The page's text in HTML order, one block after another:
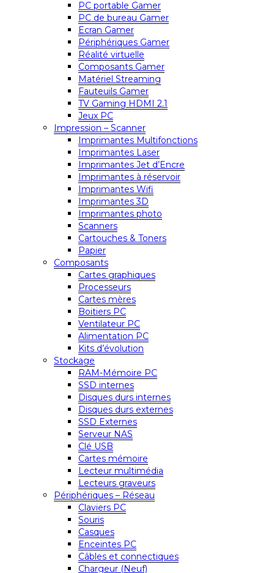
PC portable Gamer
PC de bureau Gamer
Ecran Gamer
Périphériques Gamer
Réalité virtuelle
Composants Gamer
Matériel Streaming
Fauteuils Gamer
TV Gaming HDMI 2.1
Jeux PC
Impression – Scanner
Imprimantes Multifonctions
Imprimantes Laser
Imprimantes Jet d’Encre
Imprimantes à réservoir
Imprimantes Wifi
Imprimantes 3D
Imprimantes photo
Scanners
Cartouches & Toners
Papier
Composants
Cartes graphiques
Processeurs
Cartes mères
Boitiers PC
Ventilateur PC
Alimentation PC
Kits d’évolution
Stockage
RAM-Mémoire PC
SSD internes
Disques durs internes
Disques durs externes
SSD Externes
Serveur NAS
Clé USB
Cartes mémoire
Lecteur multimédia
Lecteurs graveurs
Périphériques – Réseau
Claviers PC
Souris
Casques
Enceintes PC
Câbles et connectiques
Chargeur (Neuf)